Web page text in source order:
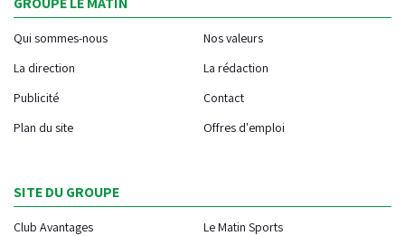
Qui sommes-nous
Nos valeurs
La direction
La rédaction
Publicité
Contact
Plan du site
Offres d'emploi
SITE DU GROUPE
Club Avantages
Le Matin Sports